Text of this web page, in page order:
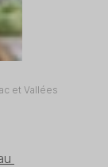
et Vallées
entre Larzac